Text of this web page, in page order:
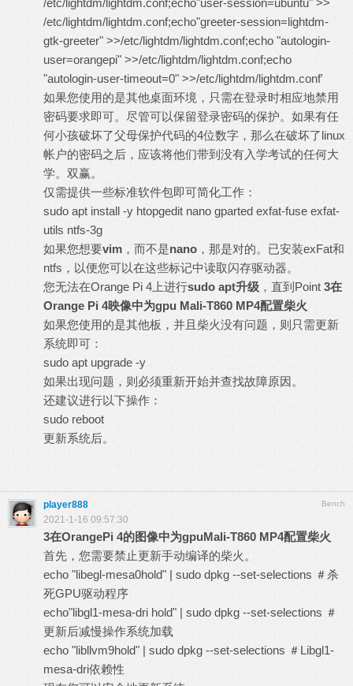
/etc/lightdm/lightdm.conf;echo"user-session=ubuntu" >>
/etc/lightdm/lightdm.conf;echo"greeter-session=lightdm-
gtk-greeter" >>/etc/lightdm/lightdm.conf;echo "autologin-
user=orangepi" >>/etc/lightdm/lightdm.conf;echo
"autologin-user-timeout=0" >>/etc/lightdm/lightdm.conf'
如果您使用的是其他桌面环境，只需在登录时相应地禁用
密码要求即可。尽管可以保留登录密码的保护。如果有任
何小孩破坏了父母保护代码的4位数字，那么在破坏了linux
帐户的密码之后，应该将他们带到没有入学考试的任何大
学。双赢。
仅需提供一些标准软件包即可简化工作：
sudo apt install -y htopgedit nano gparted exfat-fuse exfat-
utils ntfs-3g
如果您想要vim ，而不是nano ，那是对的。已安装exFat和
ntfs，以便您可以在这些标记中读取闪存驱动器。
您无法在Orange Pi 4上进行sudo apt升级 ，直到Point 3在
Orange Pi 4映像中为gpu Mali-T860 MP4配置柴火
如果您使用的是其他板，并且柴火没有问题，则只需更新
系统即可：
sudo apt upgrade -y
如果出现问题，则必须重新开始并查找故障原因。
还建议进行以下操作：
sudo reboot
更新系统后。
Bench
player888
2021-1-16 09:57:30
3在OrangePi 4的图像中为gpuMali-T860 MP4配置柴火
首先，您需要禁止更新手动编译的柴火。
echo "libegl-mesa0hold" | sudo dpkg --set-selections ＃杀
死GPU驱动程序
echo"libgl1-mesa-dri hold" | sudo dpkg --set-selections ＃
更新后减慢操作系统加载
echo "libllvm9hold" | sudo dpkg --set-selections ＃Libgl1-
mesa-dri依赖性